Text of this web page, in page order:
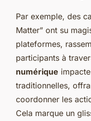
Par exemple, des
Matter” ont su
plateformes,
participants à
numérique
traditionnelles,
coordonner les
Cela marque un